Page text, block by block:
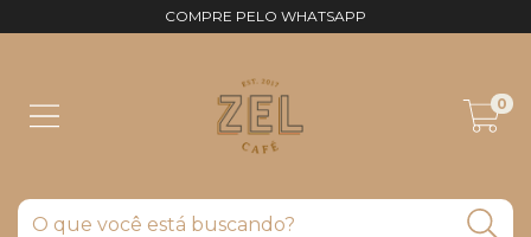
COMPRE PELO WHATSAPP
0